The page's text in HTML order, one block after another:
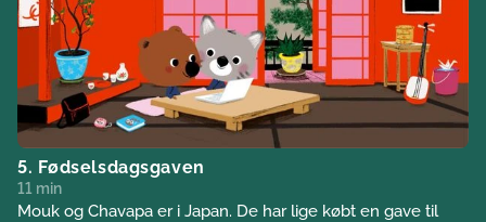
5. Fødselsdagsgaven
11 min
Mouk og Chavapa er i Japan. De har lige købt en gave til